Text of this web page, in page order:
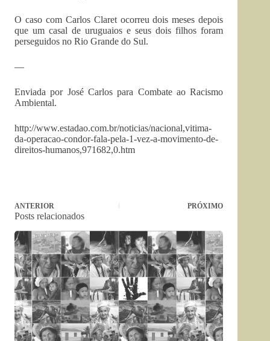
O caso com Carlos Claret ocorreu dois meses depois
que um casal de uruguaios e seus dois filhos foram
perseguidos no Rio Grande do Sul.
—
Enviada por José Carlos para Combate ao Racismo
Ambiental.
http://www.estadao.com.br/noticias/nacional,vitima-
da-operacao-condor-fala-pela-1-vez-a-movimento-de-
direitos-humanos,971682,0.htm
ANTERIOR PRÓXIMO
Posts relacionados